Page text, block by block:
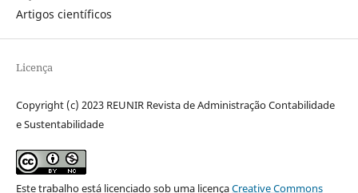
Artigos científicos
Licença
Copyright (c) 2023 REUNIR Revista de Administração Contabilidade
e Sustentabilidade
Este trabalho está licenciado sob uma licençaCreative Commons